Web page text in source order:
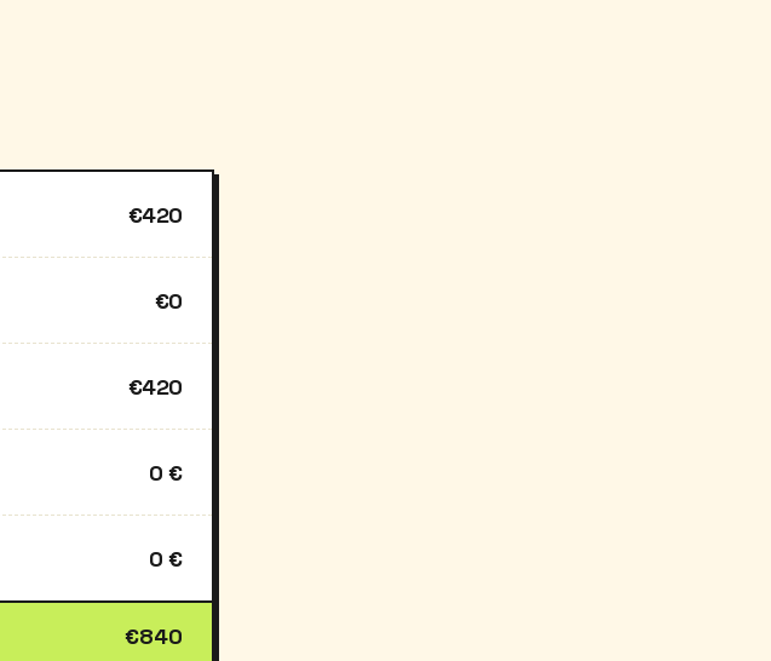
€420
€0
€420
0 €
0 €
€840